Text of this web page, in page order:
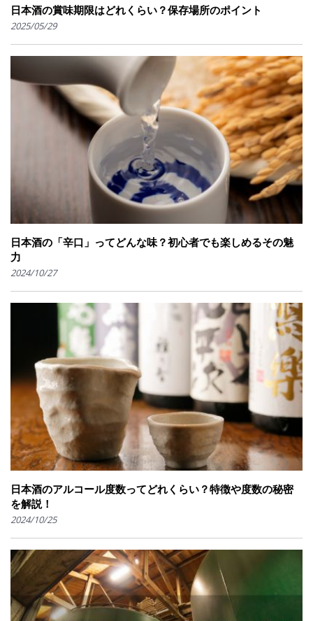
日本酒の賞味期限はどれくらい？保存場所のポイント
2025/05/29
日本酒の「辛口」ってどんな味？初心者でも楽しめるその魅
力
2024/10/27
日本酒のアルコール度数ってどれくらい？特徴や度数の秘密
を解説！
2024/10/25